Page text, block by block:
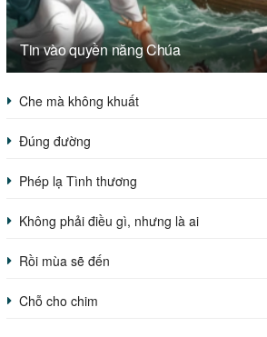
Tin vào quyền năng Chúa
Che mà không khuất
Đúng đường
Phép lạ Tình thương
Không phải điều gì, nhưng là ai
Rồi mùa sẽ đến
Chỗ cho chim